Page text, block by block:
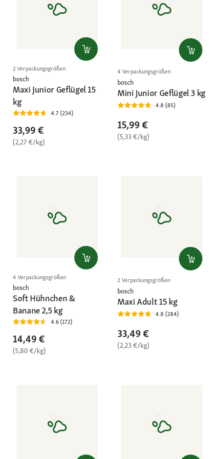
2 Verpackungsgrößen
bosch
Maxi Junior Geflügel 15
kg
4.7 (234)
33,99 €
(2,27 €/kg)
4 Verpackungsgrößen
bosch
Mini Junior Geflügel 3 kg
4.8 (85)
15,99 €
(5,33 €/kg)
4 Verpackungsgrößen
bosch
Soft Hühnchen &
Banane 2,5 kg
4.6 (172)
14,49 €
(5,80 €/kg)
2 Verpackungsgrößen
bosch
Maxi Adult 15 kg
4.8 (284)
33,49 €
(2,23 €/kg)